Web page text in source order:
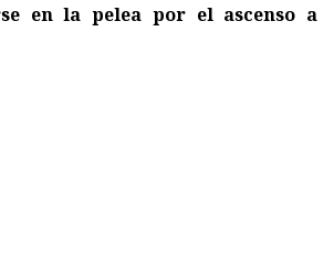
en la pelea por el ascenso a